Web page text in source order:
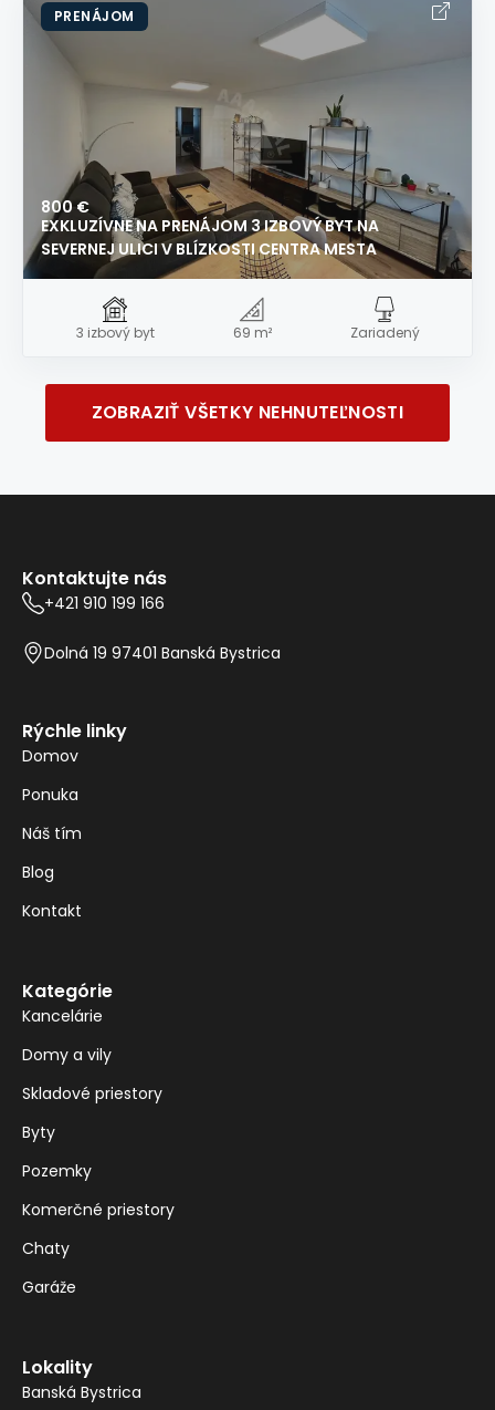
PRENÁJOM
800 €
EXKLUZÍVNE NA PRENÁJOM 3 IZBOVÝ BYT NA
SEVERNEJ ULICI V BLÍZKOSTI CENTRA MESTA
3 izbový byt 69 m² Zariadený
ZOBRAZIŤ VŠETKY NEHNUTEĽNOSTI
Kontaktujte nás
+421 910 199 166
Dolná 19 97401 Banská Bystrica
Rýchle linky
Domov
Ponuka
Náš tím
Blog
Kontakt
Kategórie
Kancelárie
Domy a vily
Skladové priestory
Byty
Pozemky
Komerčné priestory
Chaty
Garáže
Lokality
Banská Bystrica